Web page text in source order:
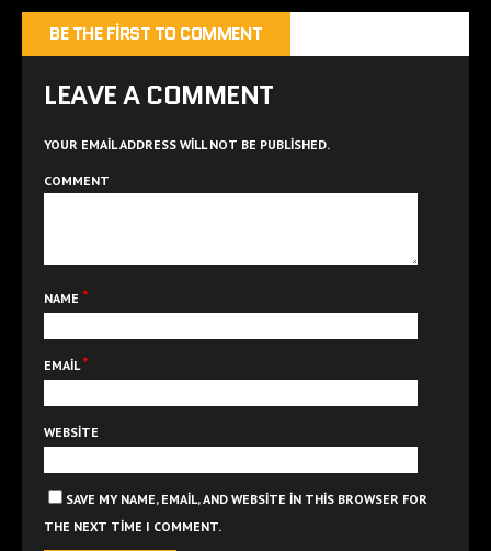
BE THE FIRST TO COMMENT
LEAVE A COMMENT
YOUR EMAIL ADDRESS WILL NOT BE PUBLISHED.
COMMENT
NAME *
EMAIL*
WEBSITE
SAVE MY NAME, EMAIL, AND WEBSITE IN THIS BROWSER FOR
THE NEXT TIME I COMMENT.